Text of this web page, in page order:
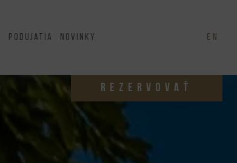
Podujatia Novinky EN
REZERVOVAŤ